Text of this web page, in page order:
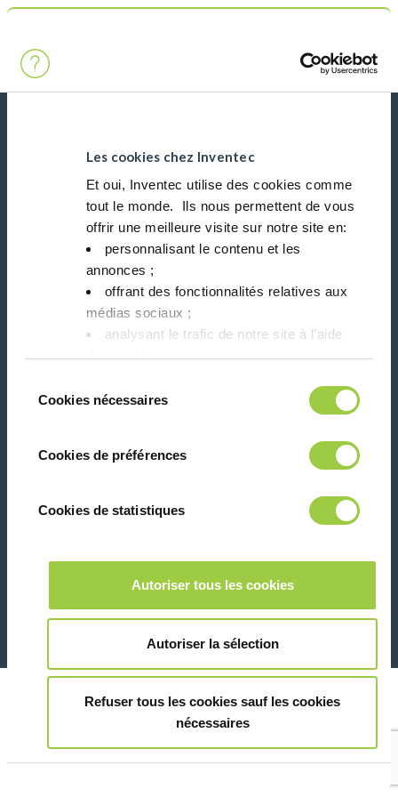
Les cookies chez Inventec
Et oui, Inventec utilise des cookies comme
tout le monde. ​ Ils nous permettent de vous
offrir une meilleure visite sur notre site en:​
personnalisant le contenu et les
annonces ;​
offrant des fonctionnalités relatives aux
médias sociaux ; ​
analysant le trafic de notre site à l’aide
des cookies.​
refuser ou de les paramétrer.​ Pas de
panique, vous pourrez également modifier à
tout moment vos choix dans l'onglet Gérer
les cookies.​ ​ ​
duCookies nécessaires
Cookies de préférences
Cookies de statistiques
Marketing
Montrer les détails
Autoriser tous les cookies
Autoriser la sélection
Refuser tous les cookies sauf les cookies
nécessaires
Main Navigation 搜索
与我们的时事通讯保持联系！
Please leave
在社交媒体上关注我们
26 Rue des Coulons - 94360 Bry-sur-Marne - 法国
© Copyright 2026 法律信息和隐私声明